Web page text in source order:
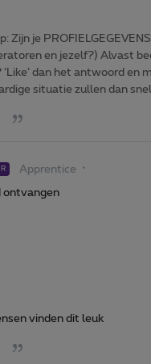
Zijn je
en jezelf?) Alvast
‘Like’ dan het antwoord
situatie zullen dan
Apprentice
ontvangen
vinden dit leuk